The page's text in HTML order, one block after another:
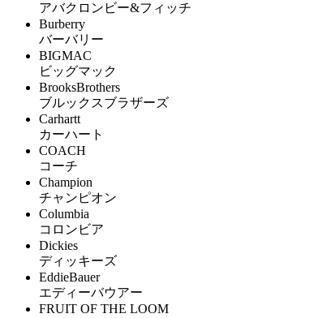
アバクロンビー&フィッチ
Burberry
バーバリー
BIGMAC
ビッグマック
BrooksBrothers
ブルックスブラザーズ
Carhartt
カーハート
COACH
コーチ
Champion
チャンピオン
Columbia
コロンビア
Dickies
ディッキーズ
EddieBauer
エディーバウアー
FRUIT OF THE LOOM